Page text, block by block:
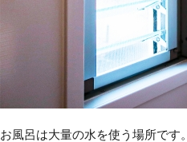
お風呂は大量の水を使う場所です。